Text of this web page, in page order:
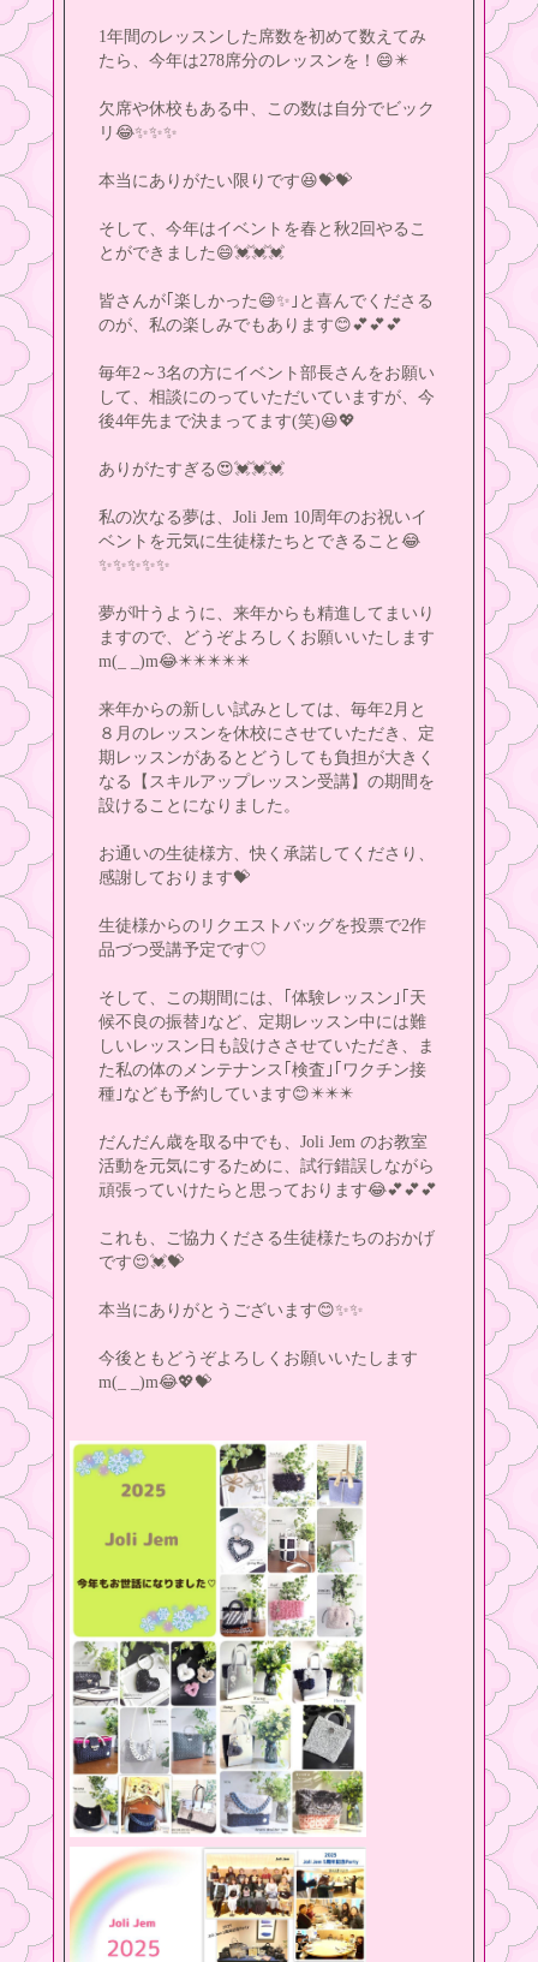
1年間のレッスンした席数を初めて数えてみ
たら、今年は278席分のレッスンを！😄✴️
欠席や休校もある中、この数は自分でビック
リ😂✨️✨️✨️
本当にありがたい限りです😆💝💝
そして、今年はイベントを春と秋2回やるこ
とができました😄💓💓💓
皆さんが｢楽しかった😄✨️｣と喜んでくださる
のが、私の楽しみでもあります😊💕💕💕
毎年2～3名の方にイベント部長さんをお願い
して、相談にのっていただいていますが、今
後4年先まで決まってます(笑)😆💖
ありがたすぎる😍💓💓💓
私の次なる夢は、Joli Jem 10周年のお祝いイ
ベントを元気に生徒様たちとできること😂
✨️✨️✨️✨️✨️
夢が叶うように、来年からも精進してまいり
ますので、どうぞよろしくお願いいたします
m(_ _)m😂✴️✴️✴️✴️✴️
来年からの新しい試みとしては、毎年2月と
８月のレッスンを休校にさせていただき、定
期レッスンがあるとどうしても負担が大きく
なる【スキルアップレッスン受講】の期間を
設けることになりました。
お通いの生徒様方、快く承諾してくださり、
感謝しております💝
生徒様からのリクエストバッグを投票で2作
品づつ受講予定です♡
そして、この期間には、｢体験レッスン｣｢天
候不良の振替｣など、定期レッスン中には難
しいレッスン日も設けささせていただき、ま
た私の体のメンテナンス｢検査｣｢ワクチン接
種｣なども予約しています😊✴️✴️✴️
だんだん歳を取る中でも、Joli Jem のお教室
活動を元気にするために、試行錯誤しながら
頑張っていけたらと思っております😂💕💕💕
これも、ご協力くださる生徒様たちのおかげ
です😌💓💝
本当にありがとうございます😊✨️✨️
今後ともどうぞよろしくお願いいたします
m(_ _)m😂💖💝